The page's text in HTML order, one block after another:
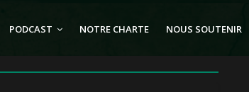
PODCAST NOTRE CHARTE NOUS SOUTENIR